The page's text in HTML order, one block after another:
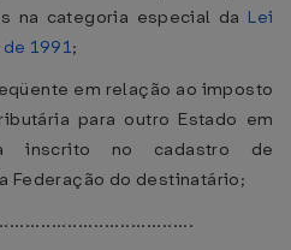
na categoria especial da Lei
1991;
em relação ao imposto
para outro Estado em
inscrito no cadastro de
Federação do destinatário;